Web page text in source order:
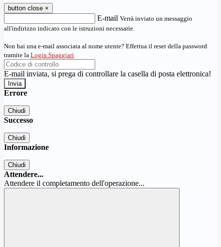
button close ×
E-mail Verrà inviato un messaggio
all'indirizzo indicato con le istruzioni necessarie.
Non hai una e-mail associata al nome utente? Effettua il reset della password
tramite la Login Spaggiari
E-mail inviata, si prega di controllare la casella di posta elettronica!
Errore
Chiudi
Successo
Chiudi
Informazione
Chiudi
Attendere...
Attendere il completamento dell'operazione...